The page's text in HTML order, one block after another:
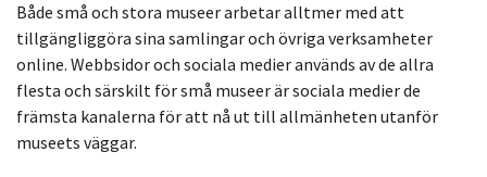
Både små och stora museer arbetar alltmer med att
tillgängliggöra sina samlingar och övriga verksamheter
online. Webbsidor och sociala medier används av de allra
flesta och särskilt för små museer är sociala medier de
främsta kanalerna för att nå ut till allmänheten utanför
museets väggar.